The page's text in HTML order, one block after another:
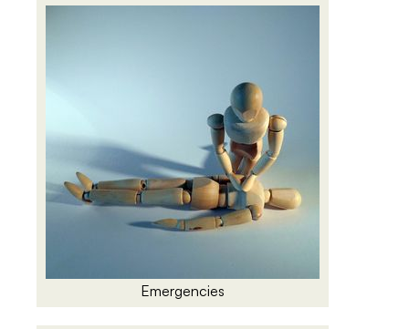
Emergencies